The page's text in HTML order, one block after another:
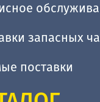
запасных
поставки